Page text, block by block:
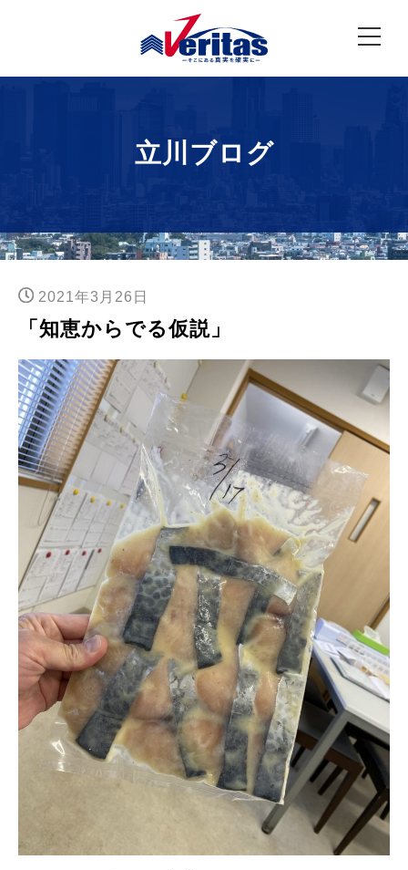
立川ブログ
2021年3月26日
「知恵からでる仮説」